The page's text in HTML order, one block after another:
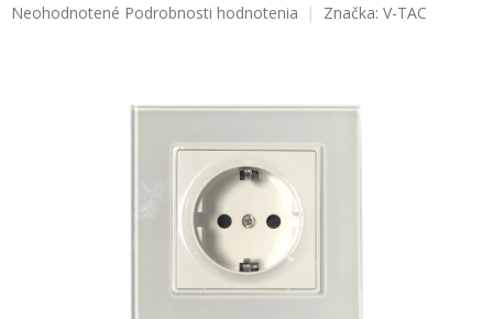
Priemerné
Neohodnotené Podrobnosti hodnotenia Značka: V-TAC